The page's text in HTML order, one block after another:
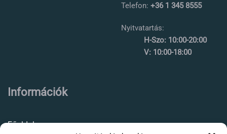
Telefon: +36 1 345 8555
Nyitvatartás:
H-Szo: 10:00-20:00
V: 10:00-18:00
Információk
Főoldal